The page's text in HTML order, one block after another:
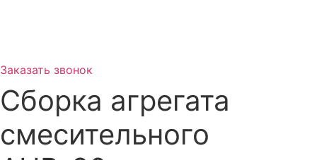
Заказать звонок
Сборка агрегата
смесительного